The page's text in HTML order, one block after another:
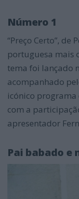
Número 1
“Preço Certo”, de
portuguesa mais
tema foi lançado
acompanhado
icónico programa
com a
apresentador
Pai babado e